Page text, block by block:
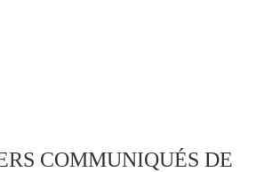
COMMUNIQUÉS DE